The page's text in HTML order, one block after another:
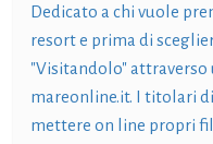
Dedicato a chi vuole
resort e prima di
"Visitandolo" attraverso
mareonline.it. I titolari
mettere on line propri